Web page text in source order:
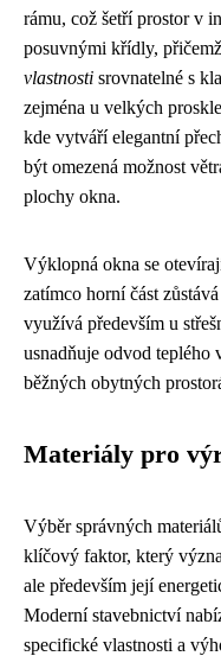
rámu, což šetří prostor v
posuvnými křídly, přičemž
vlastnosti srovnatelné s
zejména u velkých
kde vytváří elegantní
být omezená možnost
plochy okna.
Výklopná okna se
zatímco horní část
využívá především u
usnadňuje odvod teplého
běžných obytných
Materiály pro
Výběr správných
klíčový faktor, který
ale především její
Moderní stavebnictví
specifické vlastnosti a